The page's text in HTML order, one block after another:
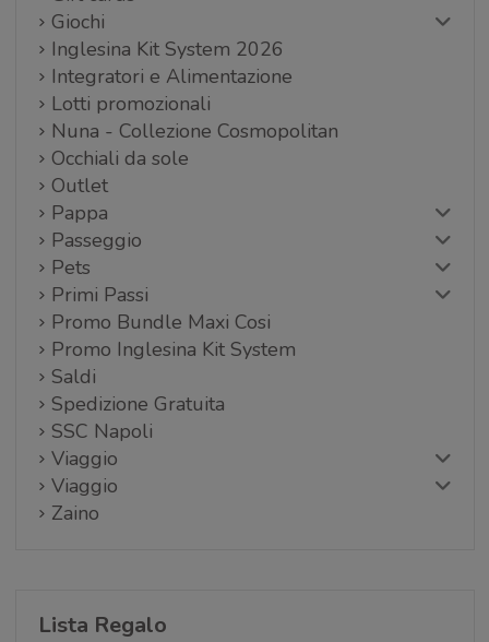
Giochi
Inglesina Kit System 2026
Integratori e Alimentazione
Lotti promozionali
Nuna - Collezione Cosmopolitan
Occhiali da sole
Outlet
Pappa
Passeggio
Pets
Primi Passi
Promo Bundle Maxi Cosi
Promo Inglesina Kit System
Saldi
Spedizione Gratuita
SSC Napoli
Viaggio
Viaggio
Zaino
Lista Regalo